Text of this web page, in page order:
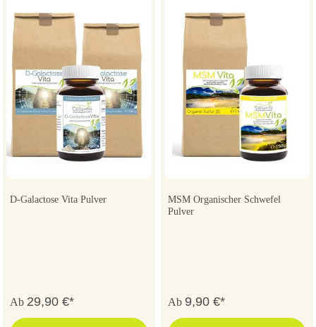
D-Galactose Vita Pulver
Ab 29,90 €*
MSM Organischer Schwefel
Pulver
Ab 9,90 €*